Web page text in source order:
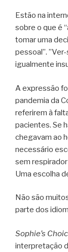
Estão na
sobre o que é
tomar uma
pessoal”.
igualmente
A expressão
pandemia da
referirem à
pacientes. Se
chegavam ao
necessário
sem
Uma escolha
Não são
parte dos
Sophie’s
interpretação